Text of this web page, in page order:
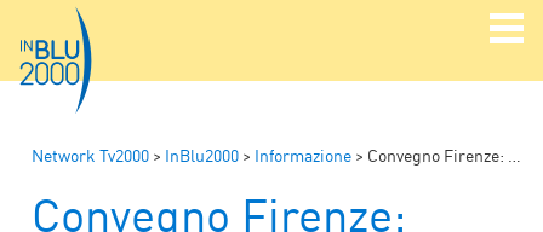
Network Tv2000 > InBlu2000 > Informazione > Convegno Firenze: rilanciare lectio divina, rinnovare liturgia e valorizzare la domenica
Convegno Firenze: